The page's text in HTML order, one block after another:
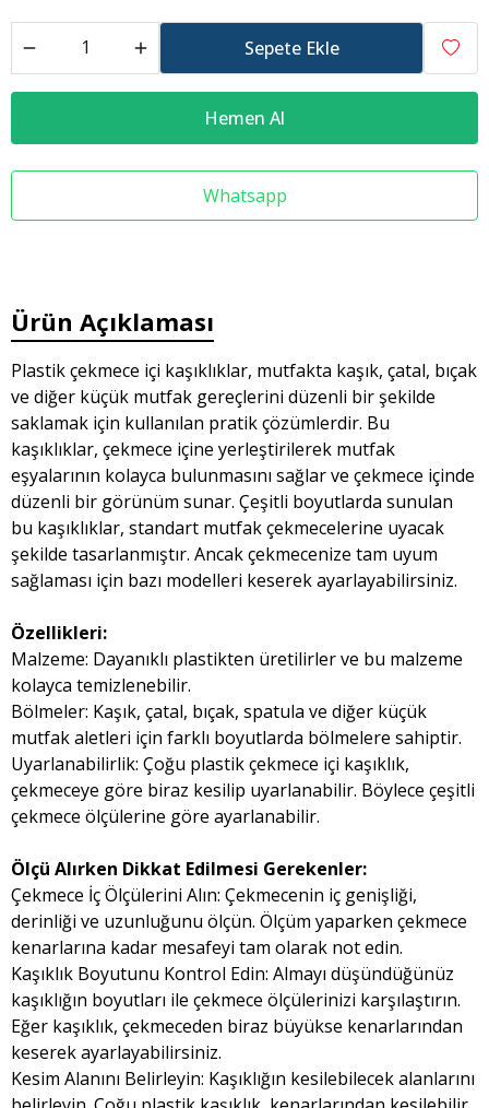
Sepete Ekle
Hemen Al
Whatsapp
Ürün Açıklaması
Plastik çekmece içi kaşıklıklar, mutfakta kaşık, çatal, bıçak
ve diğer küçük mutfak gereçlerini düzenli bir şekilde
saklamak için kullanılan pratik çözümlerdir. Bu
kaşıklıklar, çekmece içine yerleştirilerek mutfak
eşyalarının kolayca bulunmasını sağlar ve çekmece içinde
düzenli bir görünüm sunar. Çeşitli boyutlarda sunulan
bu kaşıklıklar, standart mutfak çekmecelerine uyacak
şekilde tasarlanmıştır. Ancak çekmecenize tam uyum
sağlaması için bazı modelleri keserek ayarlayabilirsiniz.
Özellikleri:
Malzeme: Dayanıklı plastikten üretilirler ve bu malzeme
kolayca temizlenebilir.
Bölmeler: Kaşık, çatal, bıçak, spatula ve diğer küçük
mutfak aletleri için farklı boyutlarda bölmelere sahiptir.
Uyarlanabilirlik: Çoğu plastik çekmece içi kaşıklık,
çekmeceye göre biraz kesilip uyarlanabilir. Böylece çeşitli
çekmece ölçülerine göre ayarlanabilir.
Ölçü Alırken Dikkat Edilmesi Gerekenler:
Çekmece İç Ölçülerini Alın: Çekmecenin iç genişliği,
derinliği ve uzunluğunu ölçün. Ölçüm yaparken çekmece
kenarlarına kadar mesafeyi tam olarak not edin.
Kaşıklık Boyutunu Kontrol Edin: Almayı düşündüğünüz
kaşıklığın boyutları ile çekmece ölçülerinizi karşılaştırın.
Eğer kaşıklık, çekmeceden biraz büyükse kenarlarından
keserek ayarlayabilirsiniz.
Kesim Alanını Belirleyin: Kaşıklığın kesilebilecek alanlarını